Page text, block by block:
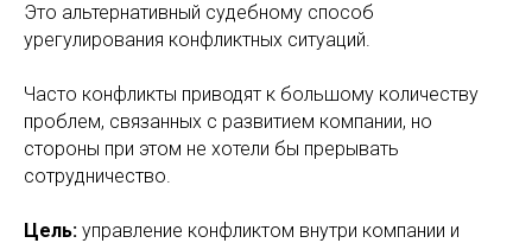
Это альтернативный судебному способ
урегулирования конфликтных ситуаций.
Часто конфликты приводят к большому количеству
проблем, связанных с развитием компании, но
стороны при этом не хотели бы прерывать
сотрудничество.
Цель: управление конфликтом внутри компании и